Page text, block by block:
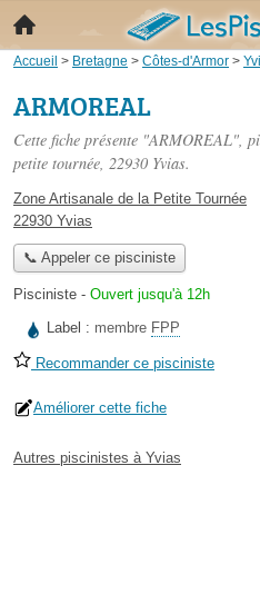
Accueil > Bretagne > Côtes-d'Armor >
ARMOREAL
Cette fiche présente "ARMOREAL",
petite tournée, 22930 Yvias.
Zone Artisanale de la Petite Tournée
22930 Yvias
📞 Appeler ce pisciniste
Pisciniste - Ouvert jusqu'à 12h
Label : membre FPP
Recommander ce pisciniste
Améliorer cette fiche
Autres piscinistes à Yvias